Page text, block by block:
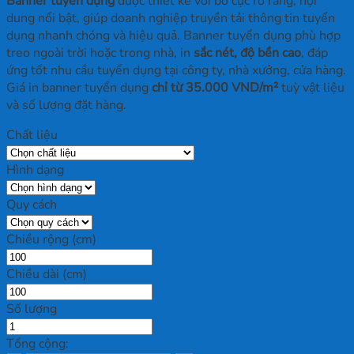
dung nổi bật, giúp doanh nghiệp truyền tải thông tin tuyển
dụng nhanh chóng và hiệu quả. Banner tuyển dụng phù hợp
treo ngoài trời hoặc trong nhà, in sắc nét, độ bền cao, đáp
ứng tốt nhu cầu tuyển dụng tại công ty, nhà xưởng, cửa hàng.
Giá in banner tuyển dụng chỉ từ 35.000 VND/m²tuỳ vật liệu
và số lượng đặt hàng.
Chất liệu
Hình dạng
Quy cách
Chiều rộng (cm)
Chiều dài (cm)
Số lượng
Tổng cộng: